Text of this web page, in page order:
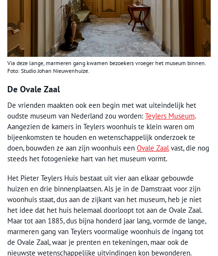
Via deze lange, marmeren gang kwamen bezoekers vroeger het museum binnen.
Foto: Studio Johan Nieuwenhuize.
De Ovale Zaal
De vrienden maakten ook een begin met wat uiteindelijk het
oudste museum van Nederland zou worden: Teylers Museum.
Aangezien de kamers in Teylers woonhuis te klein waren om
bijeenkomsten te houden en wetenschappelijk onderzoek te
doen, bouwden ze aan zijn woonhuis een Ovale Zaalvast, die nog
steeds het fotogenieke hart van het museum vormt.
Het Pieter Teylers Huis bestaat uit vier aan elkaar gebouwde
huizen en drie binnenplaatsen. Als je in de Damstraat voor zijn
woonhuis staat, dus aan de zijkant van het museum, heb je niet
het idee dat het huis helemaal doorloopt tot aan de Ovale Zaal.
Maar tot aan 1885, dus bijna honderd jaar lang, vormde de lange,
marmeren gang van Teylers voormalige woonhuis de ingang tot
de Ovale Zaal, waar je prenten en tekeningen, maar ook de
nieuwste wetenschappelijke uitvindingen kon bewonderen.